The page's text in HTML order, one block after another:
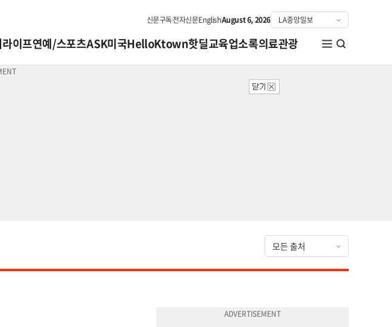
신문구독전자신문EnglishAugust 6, 2026
라이프연예/스포츠ASK미국HelloKtown핫딜교육업소록의료관광